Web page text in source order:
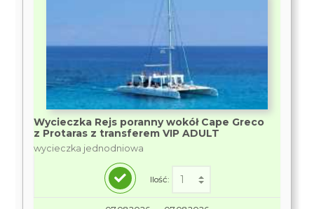
Wycieczka Rejs poranny wokół Cape Greco
z Protaras z transferem VIP ADULT
wycieczka jednodniowa
Ilość: